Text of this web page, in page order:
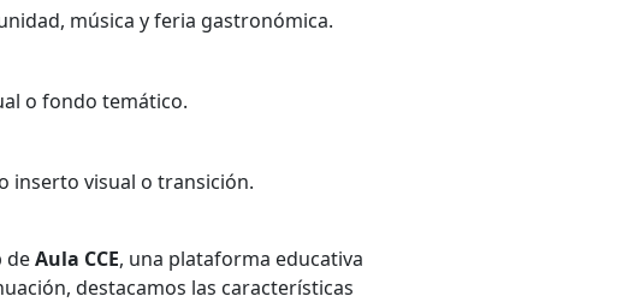
música y feria gastronómica.
o fondo temático.
inserto visual o transición.
deAula CCE, una plataforma educativa
destacamos las características